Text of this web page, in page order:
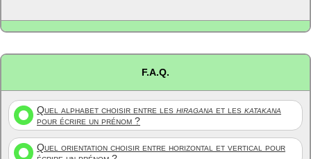
F.A.Q.
Quel alphabet choisir entre les hiragana et les katakana
pour écrire un prénom ?
Quel orientation choisir entre horizontal et vertical pour